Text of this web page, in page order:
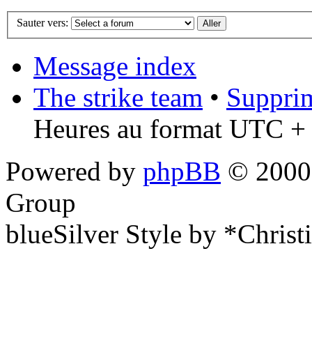
Sauter vers:
Message index
The strike team •
Heures au format UTC
Powered by phpBB ©
Group
blueSilver Style by